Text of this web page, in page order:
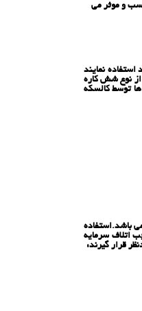
و موثر می
نمایند
نوع شش كاره
توسط كالسكه
باشد.استفاده
اتلاف سرمایه
قرار گیرند: